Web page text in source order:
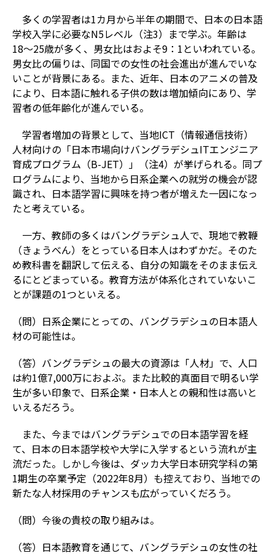
多くの学習者は1カ月から半年の期間で、日本の日本語
学校入学に必要なN5レベル（注3）まで学ぶ。年齢は
18〜25歳が多く、男女比はおよそ9：1といわれている。
男女比の偏りは、同国での女性の社会進出が進んでいな
いことが背景にある。また、近年、日本のアニメの普及
により、日本語に触れる子供の数は増加傾向にあり、学
習者の低年齢化が進んでいる。
学習者増加の背景として、当地ICT（情報通信技術）
人材向けの「日本市場向けバングラデシュITエンジニア
育成プログラム（B-JET）」（注4）が挙げられる。同プ
ログラムにより、当地から日系企業への就労の機会が認
識され、日本語学習に興味を持つ者が増えた一因になっ
たと考えている。
一方、教師の多くはバングラデシュ人で、現地で教鞭
（きょうべん）をとっている日本人はわずかだ。そのた
め教科書を翻訳して伝える、自分の知識をそのまま伝え
るにとどまっている。教育方法が体系化されていないこ
とが課題の1つといえる。
（問）日系企業にとっての、バングラデシュの日本語人
材の可能性は。
（答）バングラデシュの最大の資源は「人材」で、人口
は約1億7,000万におよぶ。また比較的真面目で明るい学
生が多い印象で、日系企業・日本人との親和性は高いと
いえるだろう。
また、今まではバングラデシュでの日本語学習を経
て、日本の日本語学校や大学に入学するという流れが主
流だった。しかし今後は、ダッカ大学日本研究学科の第
1期生の卒業予定（2022年8月）も控えており、当地での
新たな人材採用のチャンスも広がっていくだろう。
（問）今後の貴校の取り組みは。
（答）日本語教育を通じて、バングラデシュの女性の社